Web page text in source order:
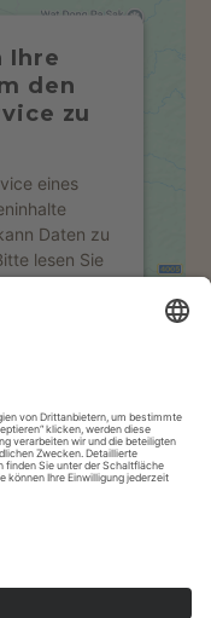
Ihre
den
zu
eines
Daten zu
lesen Sie
diese Karte